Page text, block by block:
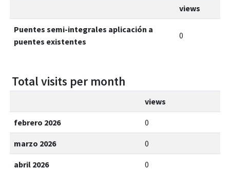
views
Puentes semi-integrales aplicación a
puentes existentes
0
Total visits per month
views
febrero 2026 0
marzo 2026 0
abril 2026 0